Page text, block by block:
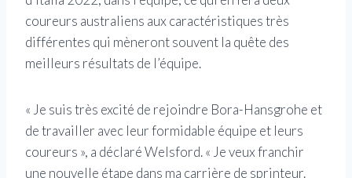
coureurs australiens aux caractéristiques très
différentes qui mèneront souvent la quête des
meilleurs résultats de l’équipe.
« Je suis très excité de rejoindre Bora-Hansgrohe et
de travailler avec leur formidable équipe et leurs
coureurs », a déclaré Welsford. « Je veux franchir
une nouvelle étape dans ma carrière de sprinteur.